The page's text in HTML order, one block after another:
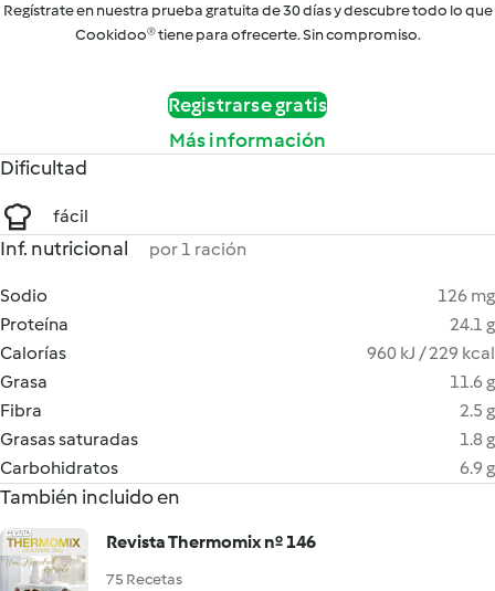
Regístrate en nuestra prueba gratuita de 30 días y descubre todo lo que
Cookidoo® tiene para ofrecerte. Sin compromiso.
Registrarse gratis
Más información
Dificultad
fácil
Inf. nutricional por 1 ración
Sodio
126 mg
Proteína
24.1 g
Calorías
960 kJ / 229 kcal
Grasa
11.6 g
Fibra
2.5 g
Grasas saturadas
1.8 g
Carbohidratos
6.9 g
También incluido en
Revista Thermomix nº 146
75 Recetas